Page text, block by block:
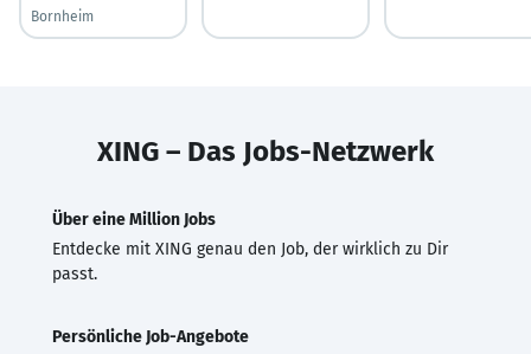
Bornheim
XING – Das Jobs-Netzwerk
Über eine Million Jobs
Entdecke mit XING genau den Job, der wirklich zu Dir
passt.
Persönliche Job-Angebote